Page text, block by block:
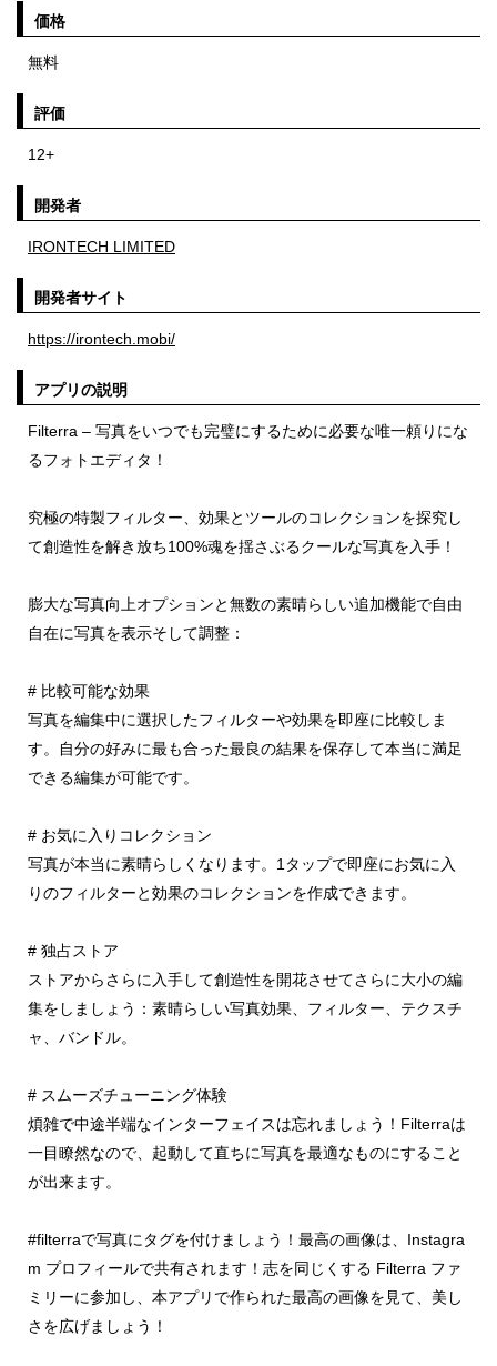
価格
無料
評価
12+
開発者
IRONTECH LIMITED
開発者サイト
https://irontech.mobi/
アプリの説明
Filterra – 写真をいつでも完璧にするために必要な唯一頼りにな
るフォトエディタ！
究極の特製フィルター、効果とツールのコレクションを探究し
て創造性を解き放ち100%魂を揺さぶるクールな写真を入手！
膨大な写真向上オプションと無数の素晴らしい追加機能で自由
自在に写真を表示そして調整：
# 比較可能な効果
写真を編集中に選択したフィルターや効果を即座に比較しま
す。自分の好みに最も合った最良の結果を保存して本当に満足
できる編集が可能です。
# お気に入りコレクション
写真が本当に素晴らしくなります。1タップで即座にお気に入
りのフィルターと効果のコレクションを作成できます。
# 独占ストア
ストアからさらに入手して創造性を開花させてさらに大小の編
集をしましょう：素晴らしい写真効果、フィルター、テクスチ
ャ、バンドル。
# スムーズチューニング体験
煩雑で中途半端なインターフェイスは忘れましょう！Filterraは
一目瞭然なので、起動して直ちに写真を最適なものにすること
が出来ます。
#filterraで写真にタグを付けましょう！最高の画像は、Instagra
m プロフィールで共有されます！志を同じくする Filterra ファ
ミリーに参加し、本アプリで作られた最高の画像を見て、美し
さを広げましょう！